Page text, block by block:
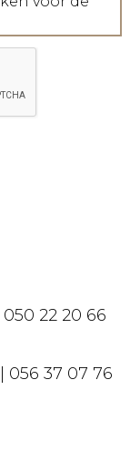
22 20 66
056 37 07 76